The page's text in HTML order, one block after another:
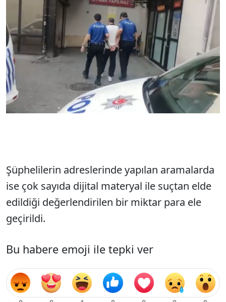
Şüphelilerin adreslerinde yapılan aramalarda
ise çok sayıda dijital materyal ile suçtan elde
edildiği değerlendirilen bir miktar para ele
geçirildi.
Bu habere emoji ile tepki ver